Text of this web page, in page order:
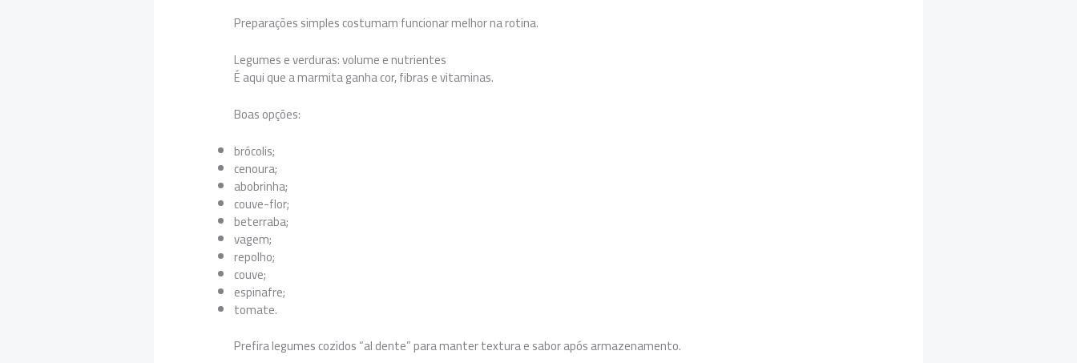
Preparações simples costumam funcionar melhor na rotina.
Legumes e verduras: volume e nutrientes
É aqui que a marmita ganha cor, fibras e vitaminas.
Boas opções:
brócolis;
cenoura;
abobrinha;
couve-flor;
beterraba;
vagem;
repolho;
couve;
espinafre;
tomate.
Prefira legumes cozidos “al dente” para manter textura e sabor após armazenamento.